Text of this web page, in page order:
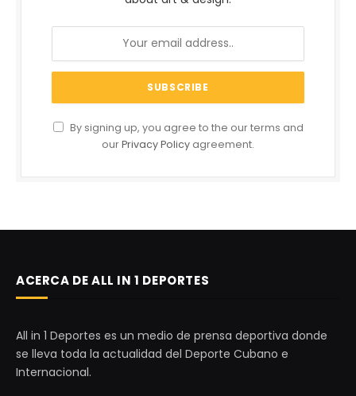
By signing up, you agree to the our terms and
ourPrivacy Policy agreement.
ACERCA DE ALL IN 1 DEPORTES
All in 1 Deportes es un medio de prensa deportiva donde
se lleva toda la actualidad del Deporte Cubano e
Internacional.